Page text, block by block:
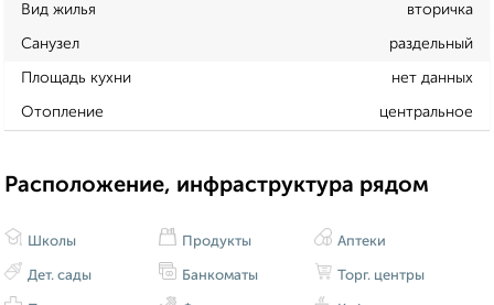
Вид жилья вторичка
Санузел раздельный
Площадь кухни нет данных
Отопление центральное
Расположение, инфраструктура рядом
Школы
Дет. сады
Продукты
Банкоматы
Аптеки
Торг. центры